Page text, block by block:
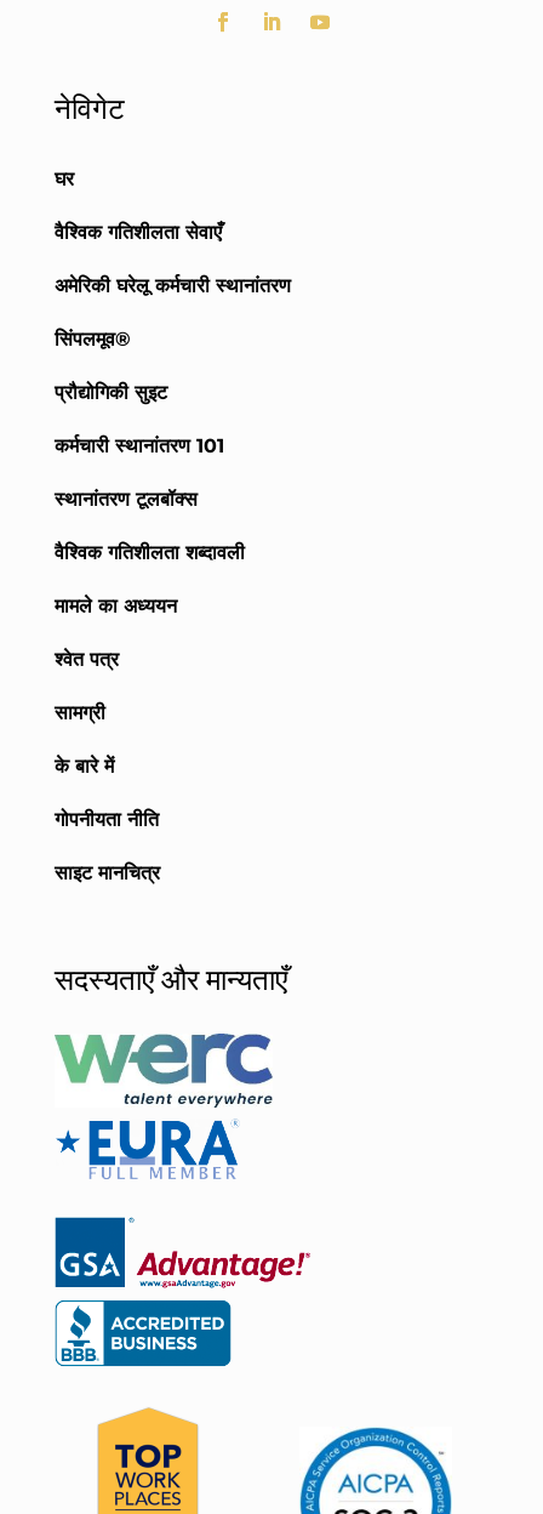
नेविगेट
घर
वैश्विक गतिशीलता सेवाएँ
अमेरिकी घरेलू कर्मचारी स्थानांतरण
सिंपलमूव®
प्रौद्योगिकी सुइट
कर्मचारी स्थानांतरण 101
स्थानांतरण टूलबॉक्स
वैश्विक गतिशीलता शब्दावली
मामले का अध्ययन
श्वेत पत्र
सामग्री
के बारे में
गोपनीयता नीति
साइट मानचित्र
सदस्यताएँ और मान्यताएँ